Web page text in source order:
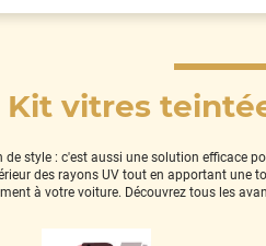
Kit vitres
style : c'est aussi une solution efficace
des rayons UV tout en apportant
à votre voiture. Découvrez tous les